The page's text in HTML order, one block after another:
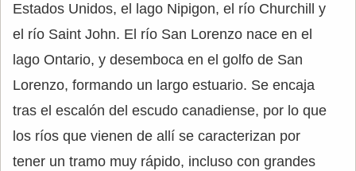
Estados Unidos, el lago Nipigon, el río Churchill y
el río Saint John. El río San Lorenzo nace en el
lago Ontario, y desemboca en el golfo de San
Lorenzo, formando un largo estuario. Se encaja
tras el escalón del escudo canadiense, por lo que
los ríos que vienen de allí se caracterizan por
tener un tramo muy rápido, incluso con grandes